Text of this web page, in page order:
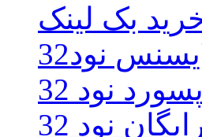
نود32
پسورد نود 32
نود 32